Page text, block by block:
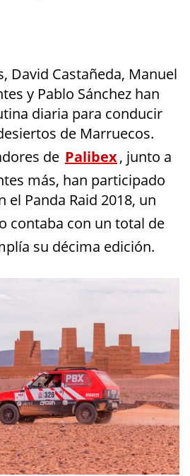
David Castañeda, Manuel
y Pablo Sánchez han
diaria para conducir
de Marruecos.
de Palibex, junto a
más, han participado
el Panda Raid 2018, un
contaba con un total de
su décima edición.